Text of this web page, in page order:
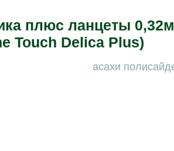
плюс ланцеты
Touch Delica Plus)
асахи